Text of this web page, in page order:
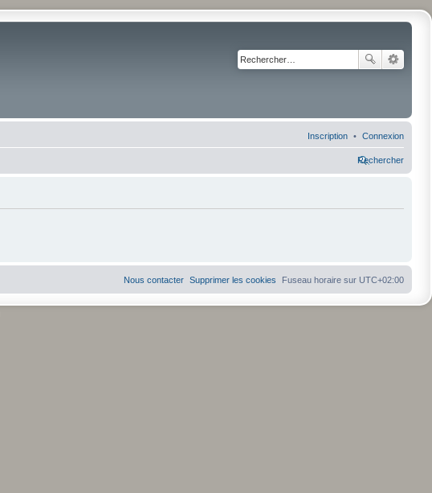
Connexion
Inscription
Rechercher
Fuseau horaire sur UTC+02:00
Supprimer les cookies
Nous contacter